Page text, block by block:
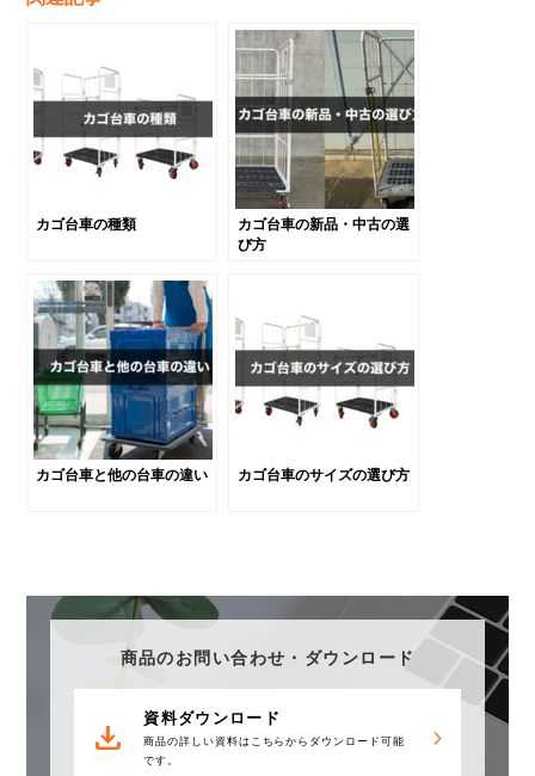
カゴ台車の種類
カゴ台車の新品・中古の選
び方
カゴ台車と他の台車の違い カゴ台車のサイズの選び方
商品のお問い合わせ・ダウンロード
download 資料ダウンロード
商品の詳しい資料はこちらからダウンロード可能
です。